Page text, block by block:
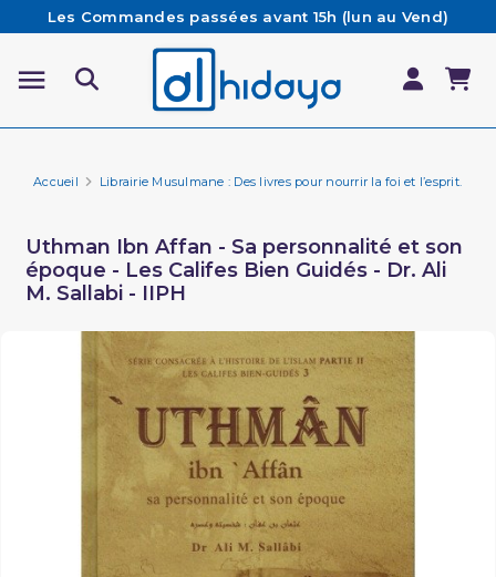
Les Commandes passées avant 15h (lun au Vend)
sont préparées et expédiées le jour même
Besoin d'aide ? Retrouvez notre FAQ
Livraison offerte à partir de 65€ d'achat*
Accueil Librairie Musulmane : Des livres pour nourrir la foi et l’esprit.
Uthman Ibn Affan - Sa personnalité et son
époque - Les Califes Bien Guidés - Dr. Ali
M. Sallabi - IIPH